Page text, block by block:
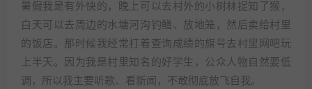
暑假我是有外快的，晚上可以去村外的小树林捉知了猴，
白天可以去周边的水塘河沟钓鳝、放地笼，然后卖给村里
的饭店。那时候我经常打着查询成绩的旗号去村里网吧玩
上半天。因为我是村里知名的好学生，公众人物自然要低
调，所以我主要听歌、看新闻，不敢彻底放飞自我。